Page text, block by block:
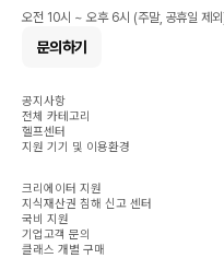
오전 10시 ~ 오후 6시 (주말, 공휴일 제
문의하기
공지사항
전체 카테고리
헬프센터
지원 기기 및 이용환경
크리에이터 지원
지식재산권 침해 신고 센터
국비 지원
기업고객 문의
클래스 개별 구매